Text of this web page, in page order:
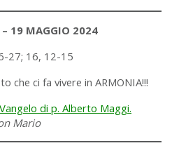
– 19 MAGGIO 2024
27; 16, 12-15
che ci fa vivere in ARMONIA!!!
di p. Alberto Maggi.
Mario